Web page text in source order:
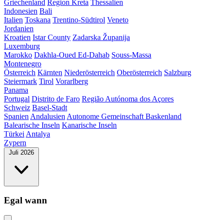
Griechenland Region Kreta Thessalien
Indonesien Bali
Italien Toskana Trentino-Südtirol Veneto
Jordanien
Kroatien Istar County Zadarska Županija
Luxemburg
Marokko Dakhla-Oued Ed-Dahab Souss-Massa
Montenegro
Österreich Kärnten Niederösterreich Oberösterreich Salzburg
Steiermark Tirol Vorarlberg
Panama
Portugal Distrito de Faro Região Autónoma dos Açores
Schweiz Basel-Stadt
Spanien Andalusien Autonome Gemeinschaft Baskenland
Balearische Inseln Kanarische Inseln
Türkei Antalya
Zypern
Juli 2026
Egal wann